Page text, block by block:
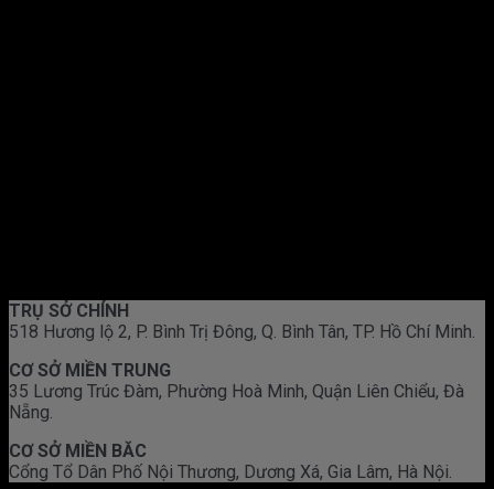
TRỤ SỞ CHÍNH
518 Hương lộ 2, P. Bình Trị Đông, Q. Bình Tân, TP. Hồ Chí Minh.
CƠ SỞ MIỀN TRUNG
35 Lương Trúc Đàm, Phường Hoà Minh, Quận Liên Chiểu, Đà
Nẵng.
CƠ SỞ MIỀN BĂC
Cổng Tổ Dân Phố Nội Thương, Dương Xá, Gia Lâm, Hà Nội.